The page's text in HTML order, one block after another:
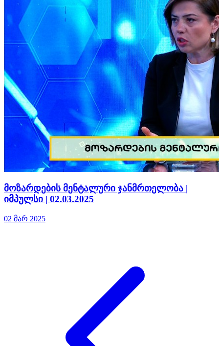
მოზარდების მენტალური ჯანმრთელობა |
იმპულსი | 02.03.2025
02 მარ 2025